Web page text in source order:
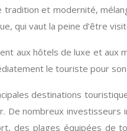
et modernité,
qui vaut la peine d’être
aux hôtels de luxe et
le touriste pour
destinations
De nombreux
des plages équipées de